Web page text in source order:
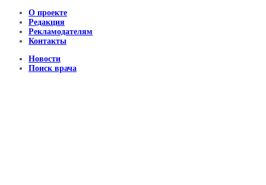
О проекте
Редакция
Рекламодателям
Контакты
Новости
Поиск врача